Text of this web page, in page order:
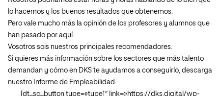
lo hacemos y los buenos resultados que obtenemos.
Pero vale mucho más la opinión de los profesores y alumnos que
han pasado por aquí.
Vosotros sois nuestros principales recomendadores.
Si quieres más información sobre los sectores que más talento
demandan y cómo en DKS te ayudamos a conseguirlo, descarga
nuestro Informe de Empleabilidad.
[dt_sc_button type=»type1″ link=»https://dks.digital/wp-